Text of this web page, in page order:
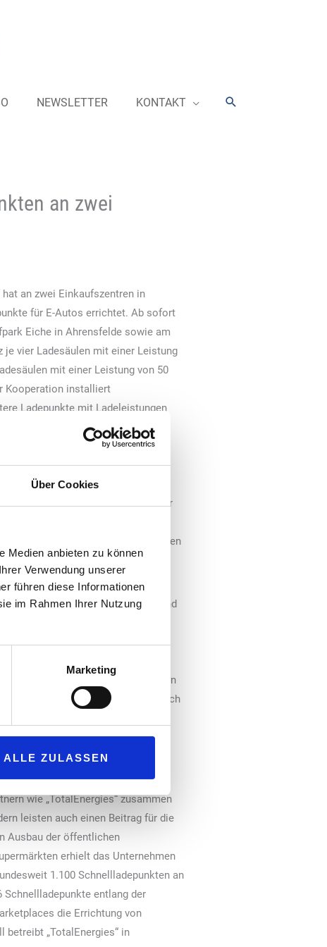
Über Cookies
Medien anbieten zu können
Verwendung unserer
führen diese Informationen
im Rahmen Ihrer Nutzung
Marketing
ALLE ZULASSEN
NEWSLETTER KONTAKT Suchen
an zwei
an zwei Einkaufszentren in
für E-Autos errichtet. Ab sofort
Eiche in Ahrensfelde sowie am
vier Ladesäulen mit einer Leistung
mit einer Leistung von 50
Kooperation installiert
Ladepunkte mit Ladeleistungen
Wust. Die Shopping-
Investment-Managers „Redevco“
gemanagt. Alle
Ansprüchen der Nutzer
HPC-Schnellladesäulen mit einer
aufgeladen werden kann, als
übernimmt „TotalEnergies“ den
der Elektromobilität in Deutschland
Immobilien von besonderer
ihres Fahrzeugs nahtlos in den
und Ladevorgang jetzt
„Redevco“ DACH: „E-Ladesäulen
stärken aber zugleich auch
Wir freuen uns sehr
Shopping-Center arbeiten
jeweiligen Center-Eigentümer
wie „TotalEnergies“ zusammen
leisten auch einen Beitrag für die
Ausbau der öffentlichen
erhielt das Unternehmen
1.100 Schnellladepunkten an
Schnellladepunkte entlang der
die Errichtung von
betreibt „TotalEnergies“ in